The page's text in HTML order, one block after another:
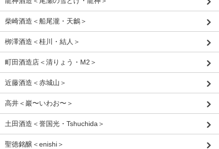
柴崎酒造＜船尾瀧・天鸙＞
栁澤酒造＜桂川・結人＞
町田酒造店＜清りょう・M2＞
近藤酒造＜赤城山＞
高井＜巖〜いわお〜＞
土田酒造＜誉国光・Tshuchida＞
聖徳銘醸＜enishi＞